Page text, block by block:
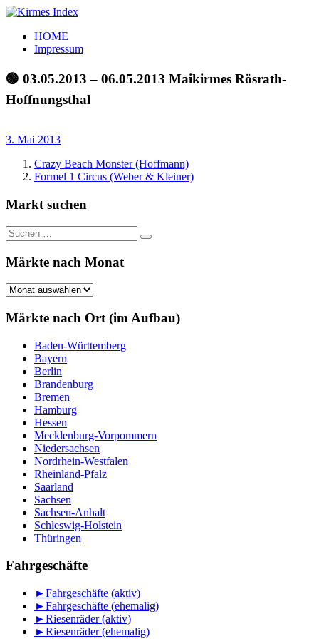
Zum
springen
Kirmes
Index
Tourpläne
der
letzten
Jahre
HOME
Impressum
🟢 03.05.2013 – 06.05.2013 Maikirmes Rösrath-
Hoffnungsthal
3. Mai 2013
Crazy Beach Monster (Hoffmann)
Formel 1 Circus (Weber & Kleiner)
Markt suchen
Suchen
nach:
Suchen
Märkte nach Monat
Märkte
Monat
Märkte nach Ort (im Aufbau)
Baden-Württemberg
Bayern
Berlin
Brandenburg
Bremen
Hamburg
Hessen
Mecklenburg-Vorpommern
Niedersachsen
Nordrhein-Westfalen
Rheinland-Pfalz
Saarland
Sachsen
Sachsen-Anhalt
Schleswig-Holstein
Thüringen
Fahrgeschäfte
►Fahrgeschäfte (aktiv)
►Fahrgeschäfte (ehemalig)
►Riesenräder (aktiv)
►Riesenräder (ehemalig)